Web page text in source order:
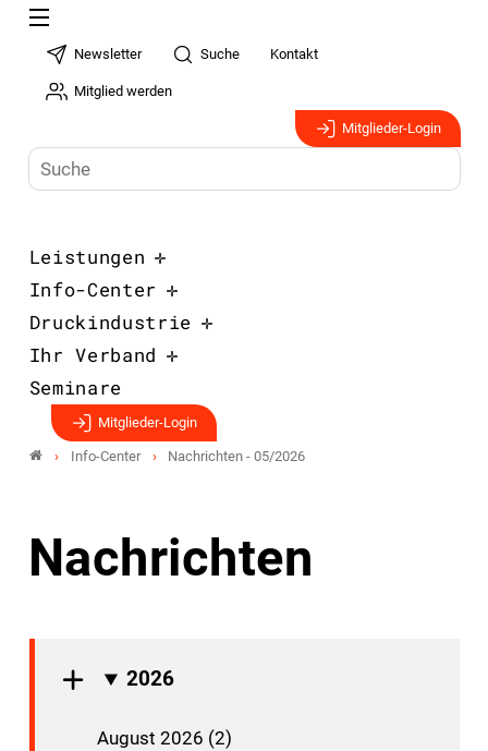
Newsletter Suche Kontakt
Mitglied werden
Mitglieder-Login
Leistungen
Info-Center
Druckindustrie
Ihr Verband
Seminare
Mitglieder-Login
Info-Center Nachrichten - 05/2026
Nachrichten
2026
August 2026 (2)